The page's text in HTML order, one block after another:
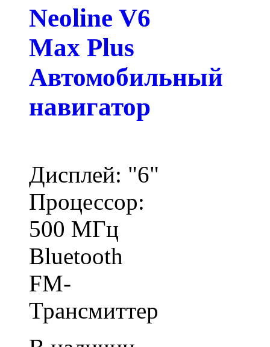
Neoline V6
Max Plus
Автомобильный
навигатор
Дисплей: "6"
Процессор:
500 МГц
Bluetooth
FM-
Трансмиттер